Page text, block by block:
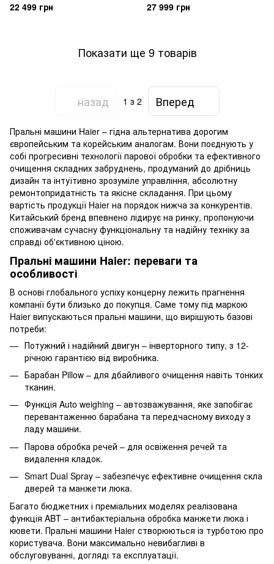
22 499 грн 27 999 грн
Показати ще 9 товарів
назад 1 з 2 Вперед
Пральні машини Haier – гідна альтернатива дорогим
європейським та корейським аналогам. Вони поєднують у
собі прогресивні технології парової обробки та ефективного
очищення складних забруднень, продуманий до дрібниць
дизайн та інтуїтивно зрозуміле управління, абсолютну
ремонтопридатність та якісне складання. При цьому
вартість продукції Haier на порядок нижча за конкурентів.
Китайський бренд впевнено лідирує на ринку, пропонуючи
споживачам сучасну функціональну та надійну техніку за
справді об'єктивною ціною.
Пральні машини Haier: переваги та
особливості
В основі глобального успіху концерну лежить прагнення
компанії бути близько до покупця. Саме тому під маркою
Haier випускаються пральні машини, що вирішують базові
потреби:
Потужний і надійний двигун – інверторного типу, з 12-
річною гарантією від виробника.
Барабан Pillow – для дбайливого очищення навіть тонких
тканин.
Функція Auto weighing – автозважування, яке запобігає
перевантаженню барабана та передчасному виходу з
ладу машини.
Парова обробка речей – для освіження речей та
видалення кладок.
Smart Dual Spray – забезпечує ефективне очищення скла
дверей та манжети люка.
Багато бюджетних і преміальних моделях реалізована
функція ABT – антибактеріальна обробка манжети люка і
кювети. Пральні машини Haier створюються із турботою про
користувача. Вони максимально невибагливі в
обслуговуванні, догляді та експлуатації.